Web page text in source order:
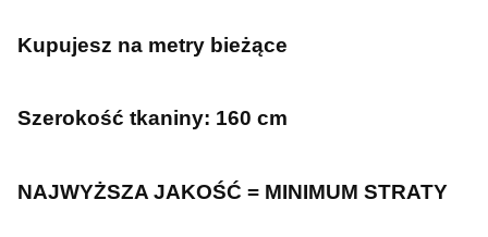
Kupujesz na metry bieżące
Szerokość tkaniny: 160 cm
NAJWYŻSZA JAKOŚĆ = MINIMUM STRATY